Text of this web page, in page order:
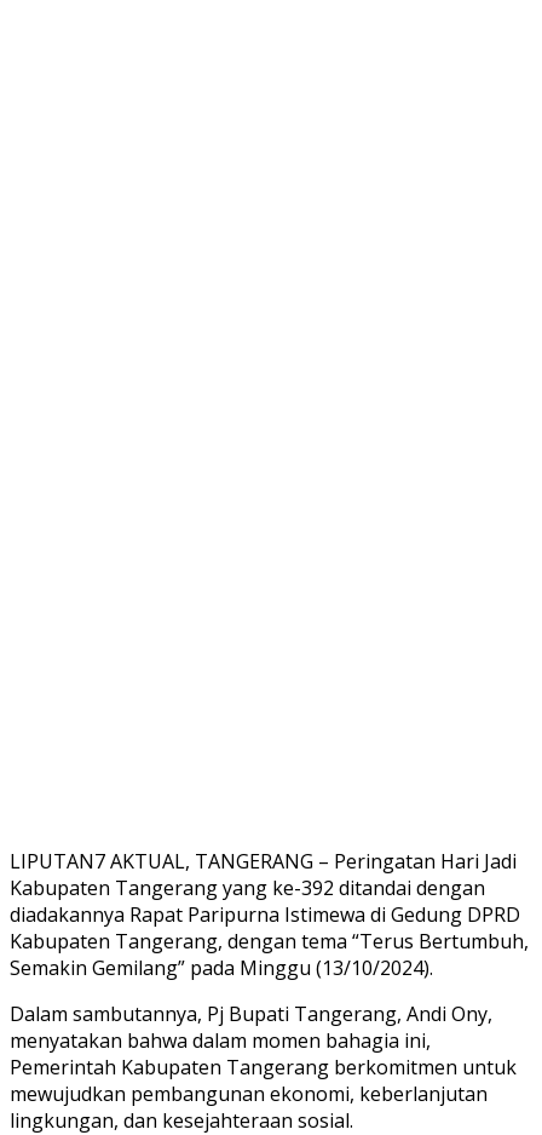
LIPUTAN7 AKTUAL, TANGERANG – Peringatan Hari Jadi
Kabupaten Tangerang yang ke-392 ditandai dengan
diadakannya Rapat Paripurna Istimewa di Gedung DPRD
Kabupaten Tangerang, dengan tema “Terus Bertumbuh,
Semakin Gemilang” pada Minggu (13/10/2024).
Dalam sambutannya, Pj Bupati Tangerang, Andi Ony,
menyatakan bahwa dalam momen bahagia ini,
Pemerintah Kabupaten Tangerang berkomitmen untuk
mewujudkan pembangunan ekonomi, keberlanjutan
lingkungan, dan kesejahteraan sosial.